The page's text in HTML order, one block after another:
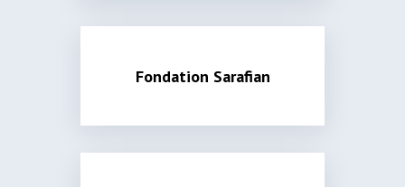
Fondation Sarafian